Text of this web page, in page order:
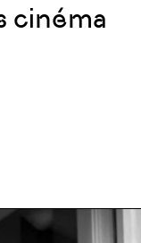
cinéma